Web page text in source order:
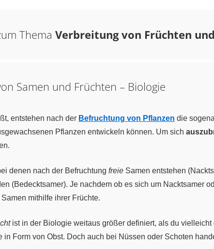
Thema Verbreitung von Früchten
Samen und Früchten – Biologie
entstehen nach der Befruchtung von Pflanzen die
Pflanzen entwickeln können. Um sich
denen nach der Befruchtung freie Samen entstehen
(Bedecktsamer). Je nachdem ob es sich um Nacktsamer
Samen mithilfe ihrer Früchte.
ist in der Biologie weitaus größer definiert, als du
in Form von Obst. Doch auch bei Nüssen oder Schoten